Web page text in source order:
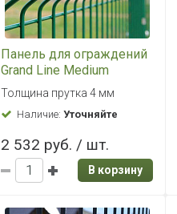
Панель для ограждений
Grand Line Medium
1,73x2,5 RAL 6005
(зеленый)
Толщина прутка 4 мм
Наличие:Уточняйте
2 532 руб. / шт.
В корзину